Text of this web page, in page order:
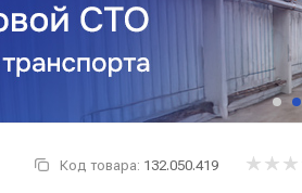
Код товара: 132.050.419